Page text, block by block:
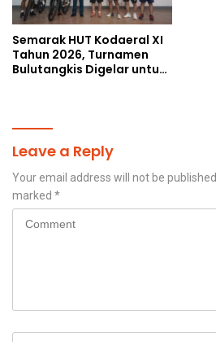
Semarak HUT Kodaeral XI
Tahun 2026, Turnamen
Bulutangkis Digelar untuk
Leave a Reply
Your email address will not be published.
marked *